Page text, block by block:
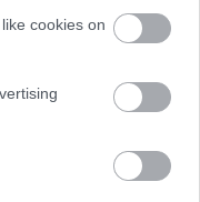
cookies on
450